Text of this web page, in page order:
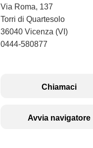
Via Roma, 137
Torri di Quartesolo
36040 Vicenza (VI)
0444-580877
Chiamaci
Avvia navigatore